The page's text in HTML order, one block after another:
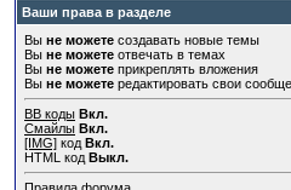
Ваши права в разделе
Вы не можете создавать новые темы
Вы не можете отвечать в темах
Вы не можете прикреплять вложения
Вы не можете редактировать свои
BB коды Вкл.
Смайлы Вкл.
[IMG] код Вкл.
HTML код Выкл.